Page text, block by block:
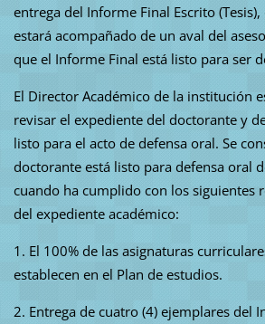
entrega del Informe Final Escrito
estará acompañado de un aval del
que el Informe Final está listo para ser
El Director Académico de la institución
revisar el expediente del doctorante y
listo para el acto de defensa oral. Se
doctorante está listo para defensa oral
cuando ha cumplido con los siguientes
del expediente académico:
1. El 100% de las asignaturas
establecen en el Plan de estudios.
2. Entrega de cuatro (4) ejemplares del